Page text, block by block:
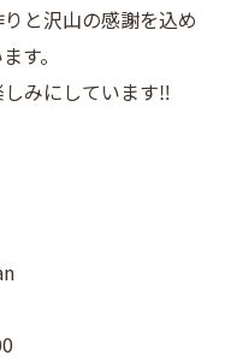
と沢山の感謝を込め
す。
みにしています‼️